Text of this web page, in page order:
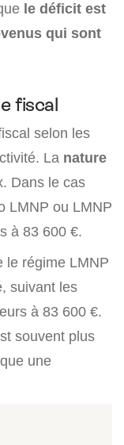
le déficit est
qui sont
fiscal
selon les
La nature
Dans le cas
LMNP ou LMNP
à 83 600 €.
le régime LMNP
suivant les
à 83 600 €.
souvent plus
une